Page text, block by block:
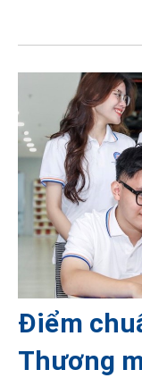
Điểm
Thương